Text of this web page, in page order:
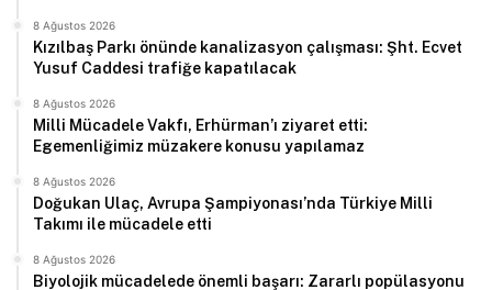
8 Ağustos 2026
Kızılbaş Parkı önünde kanalizasyon çalışması: Şht. Ecvet
Yusuf Caddesi trafiğe kapatılacak
8 Ağustos 2026
Milli Mücadele Vakfı, Erhürman’ı ziyaret etti:
Egemenliğimiz müzakere konusu yapılamaz
8 Ağustos 2026
Doğukan Ulaç, Avrupa Şampiyonası’nda Türkiye Milli
Takımı ile mücadele etti
8 Ağustos 2026
Biyolojik mücadelede önemli başarı: Zararlı popülasyonu